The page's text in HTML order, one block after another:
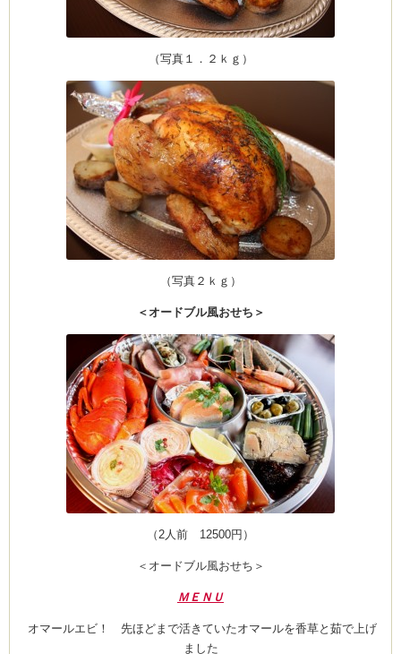
（写真１．２ｋｇ）
（写真２ｋｇ）
＜オードブル風おせち＞
（2人前 12500円）
＜オードブル風おせち＞
ＭＥＮＵ
オマールエビ！ 先ほどまで活きていたオマールを香草と茹で上げ
ました